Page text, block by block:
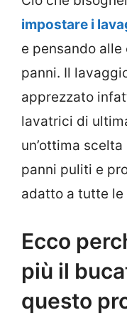
impostare i
e pensando
panni. Il
apprezzato
lavatrici di
un’ottima
panni puliti e
adatto a tutte
Ecco
più il
questo